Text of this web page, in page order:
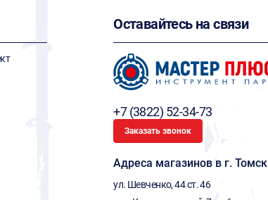
Оставайтесь на связи
+7 (3822) 52-34-73
Заказать звонок
Адреса магазинов в г. Томск
ул. Шевченко, 44 ст. 46